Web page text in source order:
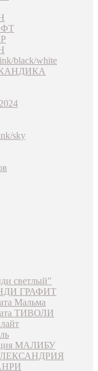
black/white
sky
светлый"
ГРАФИТ
Мальма
ТИВОЛИ
МАЛИБУ
АЛЕКСАНДРИЯ